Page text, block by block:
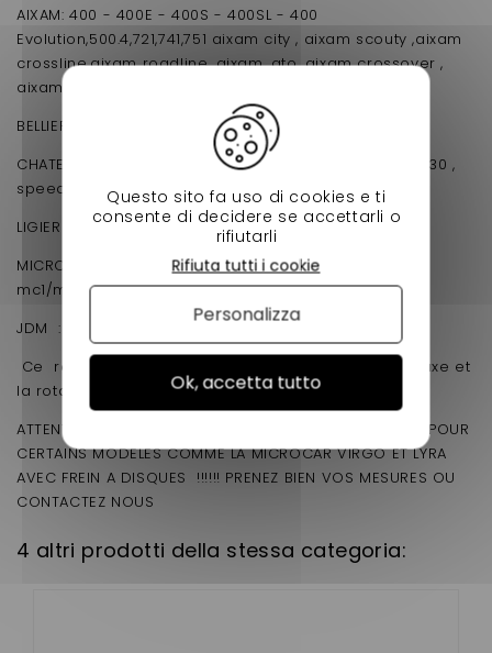
AIXAM: 400 - 400E - 400S - 400SL - 400
Evolution,500.4,721,741,751 aixam city , aixam scouty ,aixam
crossline,aixam roadline ,aixam, gto, aixam crossover ,
aixam mega 1 mega 2 coupè jusqu 'en 2016
BELLIER: divane,opale,jade
CHATENET: stella , media , barooder , ch26 , ch30 ,ch30 ,
speedino
LIGIER : 162 , ambra , nova ,xtoo1, xtoo2, xtoo max ,
MICROCAR: virgo avec frein tambour et a l'avant ,
mc1/mc2 1er montage
JDM : abaca , albizia , aloes , roxsy , xheos
Ce roulement de moyeu vous permez la bonne axe et
la rotation de votre demi train.
ATTENTION DEUX ROULEMENT PAR ROUE POUR L AVANT POUR
CERTAINS MODELES COMME LA MICROCAR VIRGO ET LYRA
AVEC FREIN A DISQUES !!!!!! PRENEZ BIEN VOS MESURES OU
CONTACTEZ NOUS
4 altri prodotti della stessa categoria:
Questo sito fa uso di cookies e ti
consente di decidere se accettarli o
rifiutarli
Ok, accetta tutto
Rifiuta tutti i cookie
Personalizza